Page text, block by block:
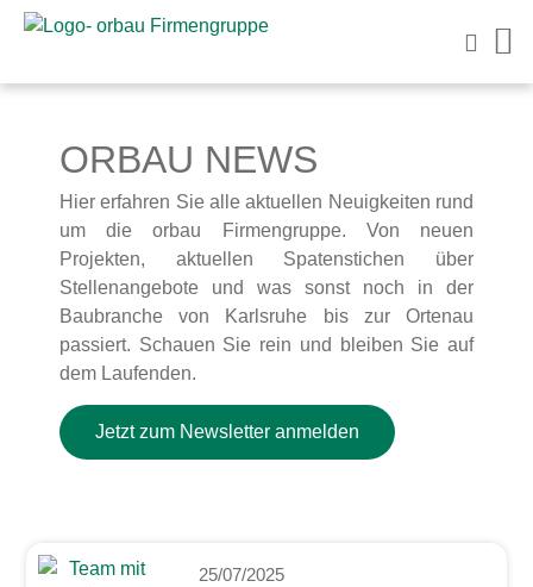
ORBAU NEWS
Hier erfahren Sie alle aktuellen Neuigkeiten rund
um die orbau Firmengruppe. Von neuen
Projekten, aktuellen Spatenstichen über
Stellenangebote und was sonst noch in der
Baubranche von Karlsruhe bis zur Ortenau
passiert. Schauen Sie rein und bleiben Sie auf
dem Laufenden.
Jetzt zum Newsletter anmelden
25/07/2025